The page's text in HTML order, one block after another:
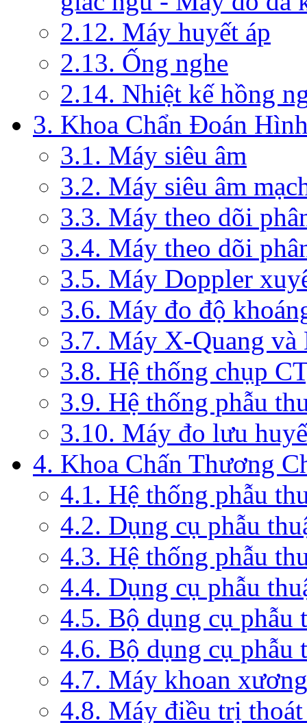
2.12. Máy huyết áp
2.13. Ống nghe
2.14. Nhiệt kế hồng
3. Khoa Chẩn Đoán
3.1. Máy siêu âm
3.2. Máy siêu âm
3.3. Máy theo dõi
3.4. Máy theo dõi
3.5. Máy Doppler
3.6. Máy đo độ
3.7. Máy X-Quang
3.8. Hệ thống chụp
3.9. Hệ thống phẫu
3.10. Máy đo lưu
4. Khoa Chấn Thương
4.1. Hệ thống phẫu
4.2. Dụng cụ phẫu
4.3. Hệ thống phẫu
4.4. Dụng cụ phẫu
4.5. Bộ dụng cụ phẫu
4.6. Bộ dụng cụ phẫu
4.7. Máy khoan
4.8. Máy điều trị